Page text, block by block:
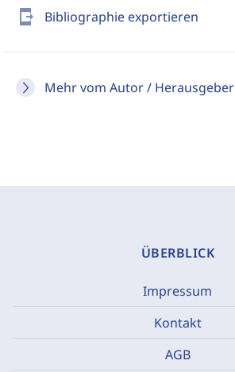
send_to_mobile Bibliographie exportieren
Mehr vom Autor / Herausgeber
ÜBERBLICK
Impressum
Kontakt
AGB